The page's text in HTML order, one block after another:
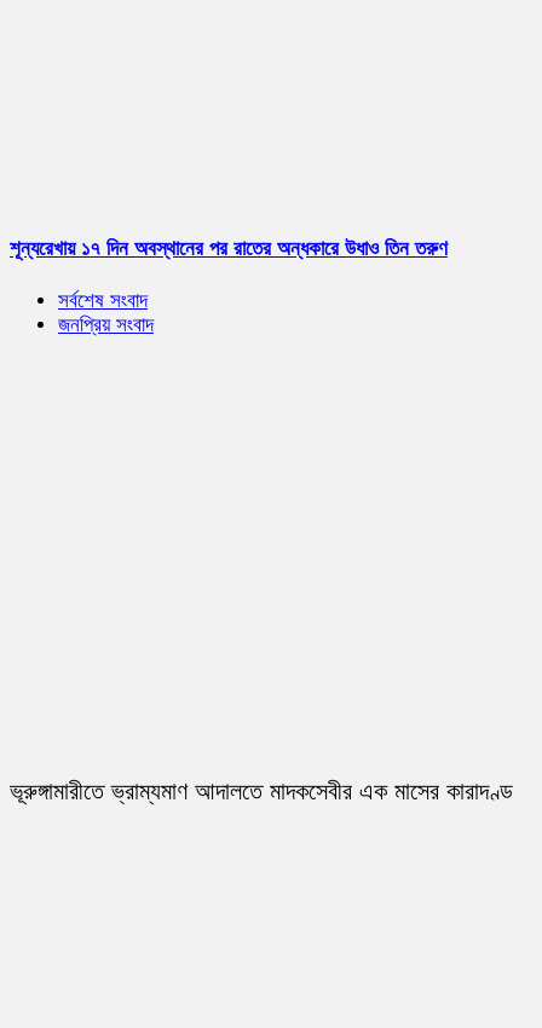
শূন্যরেখায় ১৭ দিন অবস্থানের পর রাতের অন্ধকারে উধাও তিন তরুণ
সর্বশেষ সংবাদ
জনপ্রিয় সংবাদ
ভূরুঙ্গামারীতে ভ্রাম্যমাণ আদালতে মাদকসেবীর এক মাসের কারাদণ্ড